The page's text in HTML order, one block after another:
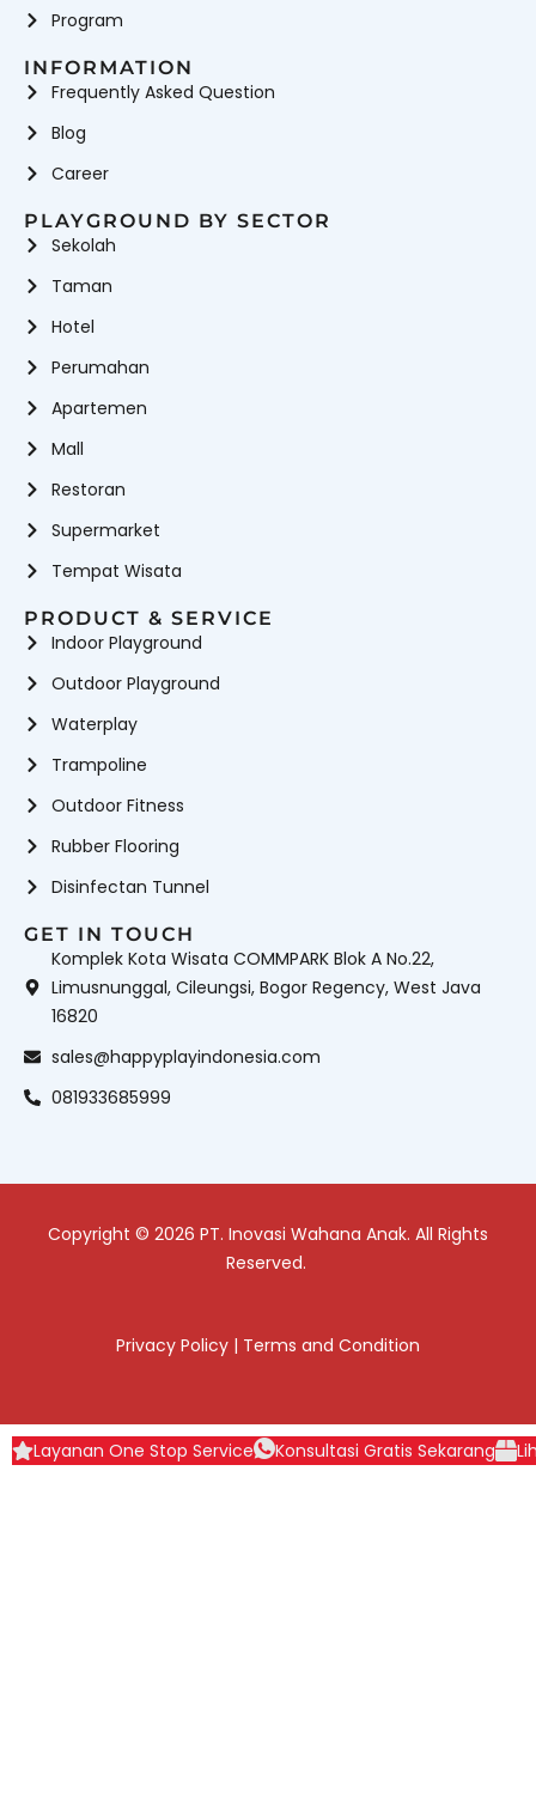
Program
INFORMATION
Frequently Asked Question
Blog
Career
PLAYGROUND BY SECTOR
Sekolah
Taman
Hotel
Perumahan
Apartemen
Mall
Restoran
Supermarket
Tempat Wisata
PRODUCT & SERVICE
Indoor Playground
Outdoor Playground
Waterplay
Trampoline
Outdoor Fitness
Rubber Flooring
Disinfectan Tunnel
GET IN TOUCH
Komplek Kota Wisata COMMPARK Blok A No.22,
Limusnunggal, Cileungsi, Bogor Regency, West Java
16820
sales@happyplayindonesia.com
081933685999
Copyright © 2026 PT. Inovasi Wahana Anak. All Rights
Reserved.
Privacy Policy | Terms and Condition
Layanan One Stop Service Konsultasi Gratis Sekarang